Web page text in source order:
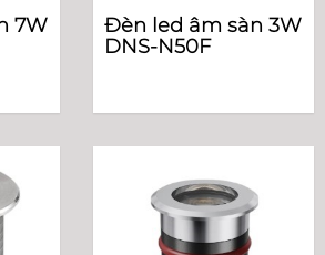
7W
Đèn led âm sàn 3W
DNS-N50F